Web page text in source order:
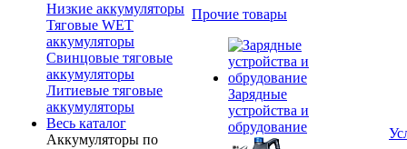
Низкие аккумуляторы
Тяговые WET
аккумуляторы
Свинцовые тяговые
аккумуляторы
Литиевые тяговые
аккумуляторы
Весь каталог
Аккумуляторы по
Прочие товары
Зарядные
устройства и
обрудование